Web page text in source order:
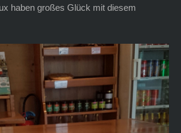
haben großes Glück mit diesem